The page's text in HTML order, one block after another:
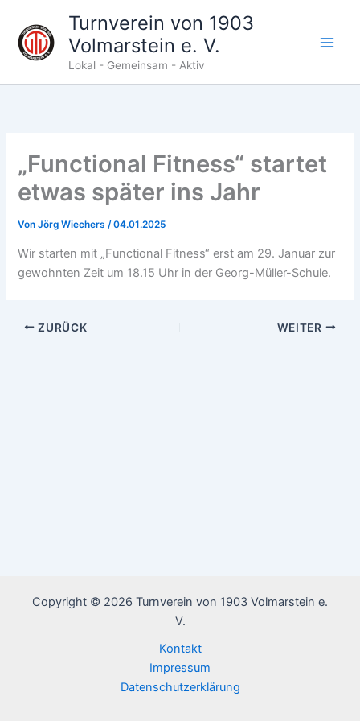
Inhalt
springen
Turnverein von 1903
Volmarstein e. V.
Lokal - Gemeinsam - Aktiv
„Functional Fitness“ startet
etwas später ins Jahr
VonJörg Wiechers/04.01.2025
Wir starten mit „Functional Fitness“ erst am 29. Januar zur
gewohnten Zeit um 18.15 Uhr in der Georg-Müller-Schule.
ZURÜCK WEITER
Copyright © 2026 Turnverein von 1903 Volmarstein e.
V.
Kontakt
Impressum
Datenschutzerklärung